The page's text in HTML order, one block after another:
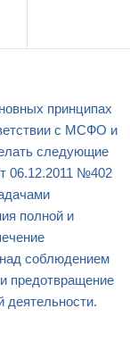
принципах
с МСФО и
следующие
06.12.2011 №402
полной и
соблюдением
предотвращение
деятельности.